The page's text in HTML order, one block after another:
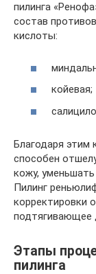
пилинга
состав
кислоты:
койевая;
Благодаря этим
способен
кожу,
Пилинг
корректировки
подтягивающее
Этапы
пилинга